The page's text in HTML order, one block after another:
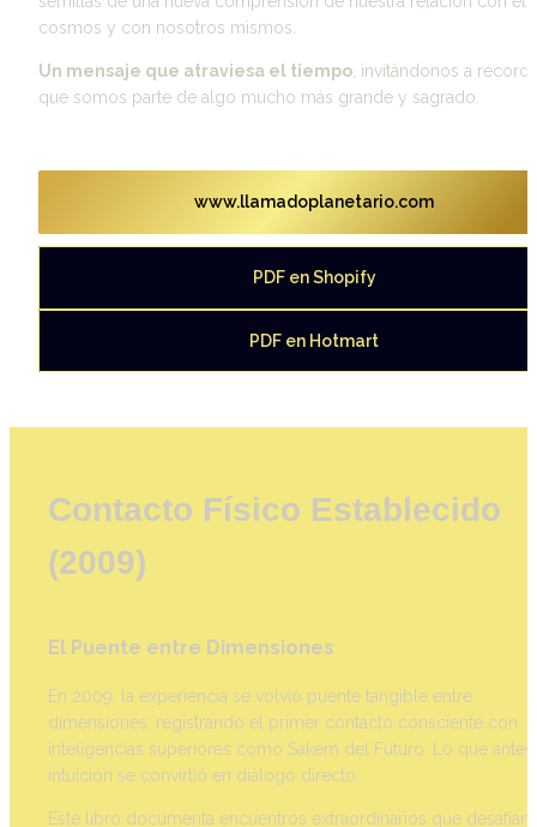
cosmos y con nosotros mismos.
Un mensaje que atraviesa el tiempo , invitándonos a
que somos parte de algo mucho más grande y sagrado.
www.llamadoplanetario.com
PDF en Shopify
PDF en Hotmart
Contacto Físico Establecido
(2009)
El Puente entre Dimensiones
En 2009, la experiencia se volvió puente tangible entre
dimensiones, registrando el primer contacto consciente con
inteligencias superiores como Sakem del Futuro. Lo que antes
intuición se convirtió en diálogo directo.
Este libro documenta encuentros extraordinarios que desafían